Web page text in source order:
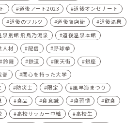
道後アート2023
道後オンセナート
道後のワルツ 道後商店街
道後温泉
泉別館 飛鳥乃湯泉
道後温泉本館
人材 配信
野球拳
鈴舞 鉄道 銀天街
銀座
部
関心を持った大学
防災士 限定
風早海まつり
食品 食意識 食習慣
飲食
高校サッカー中継
高校生